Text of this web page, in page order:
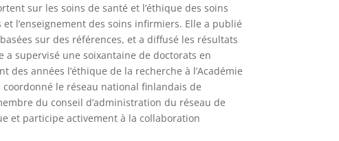
sur les soins de santé et l’éthique des soins
l’enseignement des soins infirmiers. Elle a publié
sur des références, et a diffusé les résultats
a supervisé une soixantaine de doctorats en
des années l’éthique de la recherche à l’Académie
le réseau national finlandais de
du conseil d’administration du réseau de
et participe activement à la collaboration